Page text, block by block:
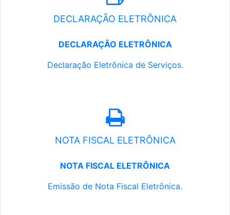
DECLARAÇÃO ELETRÔNICA
DECLARAÇÃO ELETRÔNICA
Declaração Eletrônica de Serviços.
NOTA FISCAL ELETRÔNICA
NOTA FISCAL ELETRÔNICA
Emissão de Nota Fiscal Eletrônica.